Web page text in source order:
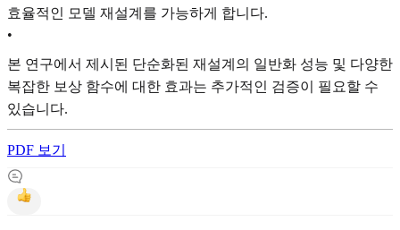
효율적인 모델 재설계를 가능하게 합니다.
•
본 연구에서 제시된 단순화된 재설계의 일반화 성능 및 다양한
복잡한 보상 함수에 대한 효과는 추가적인 검증이 필요할 수
있습니다.
PDF 보기